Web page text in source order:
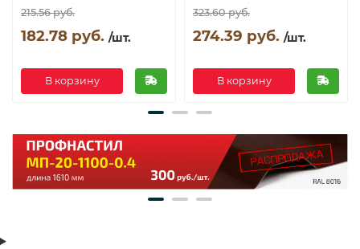
215.56 руб.
182.78 руб. /шт.
В корзину
323.60 руб.
274.39 руб. /шт.
В корзину